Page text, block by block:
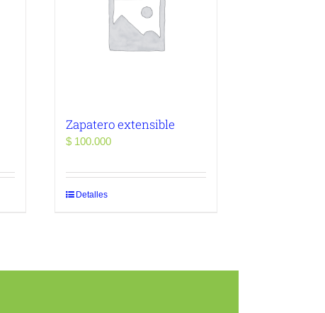
Zapatero extensible
$ 100.000
Detalles